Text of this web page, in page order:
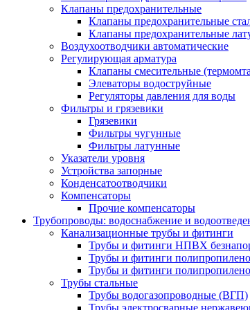
Клапаны предохранительные
Клапаны предохранительные
Клапаны предохранительные
Воздухоотводчики автоматические
Регулирующая арматура
Клапаны смесительные
Элеваторы водоструйные
Регуляторы давления для воды
Фильтры и грязевики
Грязевики
Фильтры чугунные
Фильтры латунные
Указатели уровня
Устройства запорные
Конденсатоотводчики
Компенсаторы
Прочие компенсаторы
Трубопроводы: водоснабжение и
Канализационные трубы и фитинги
Трубы и фитинги НПВХ
Трубы и фитинги
Трубы и фитинги
Трубы стальные
Трубы водогазопроводные (ВГП)
Трубы электросварные